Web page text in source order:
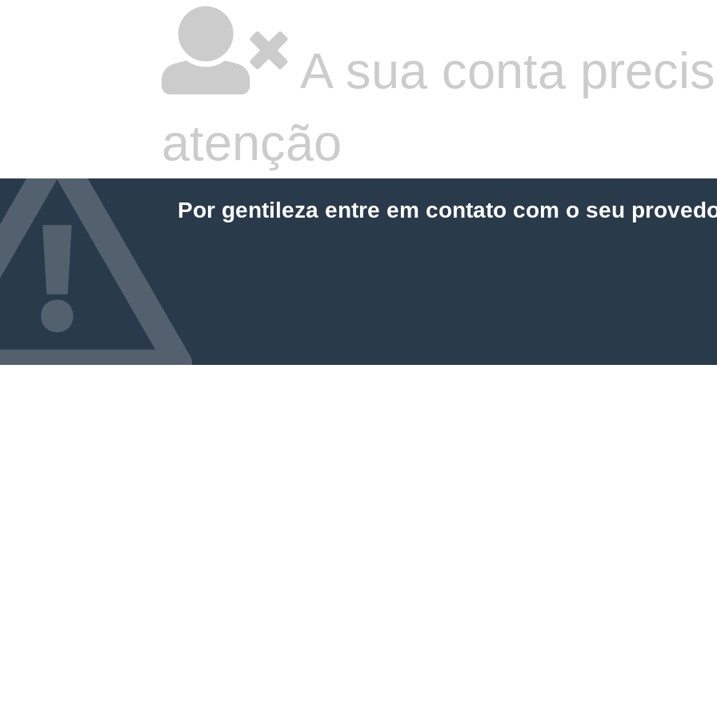
A sua conta
atenção
Por gentileza entre em contato com o seu